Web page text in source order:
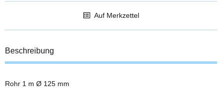
Auf Merkzettel
Beschreibung
Rohr 1 m Ø 125 mm